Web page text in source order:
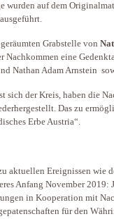
wurden auf dem
Grabstelle von
Nachkommen eine
Nathan Adam Arnstein
sich der Kreis, haben die
Das zu
Erbe Austria“.
aktuellen Ereignissen wie
Anfang November
in Kooperation mit
für den